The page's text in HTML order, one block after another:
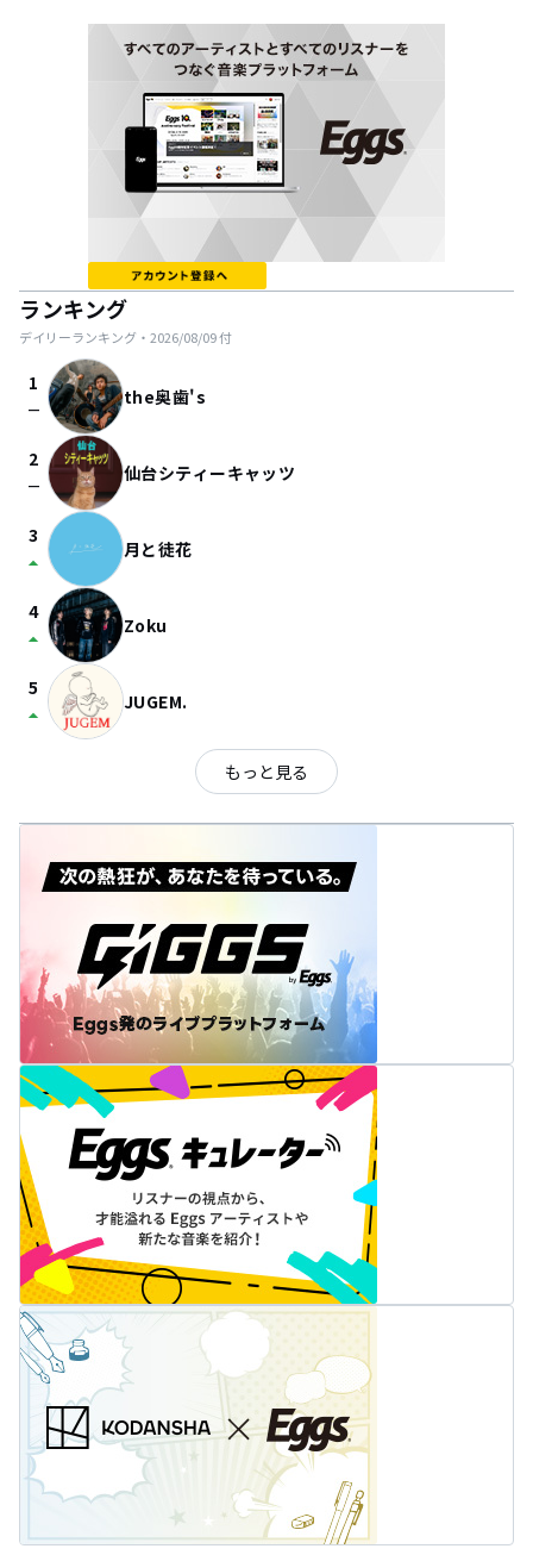
ランキング
デイリーランキング・ 2026/08/09付
1
check_indeterminate_small the奥歯's
2
check_indeterminate_small 仙台シティーキャッツ
3
arrow_drop_up 月と徒花
4
arrow_drop_up Zoku
5
arrow_drop_up JUGEM.
もっと見る